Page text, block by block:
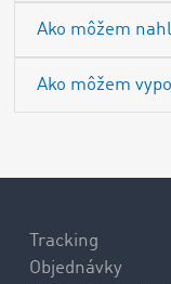
Ako môžem
Ako môžem
Tracking
Objednávky